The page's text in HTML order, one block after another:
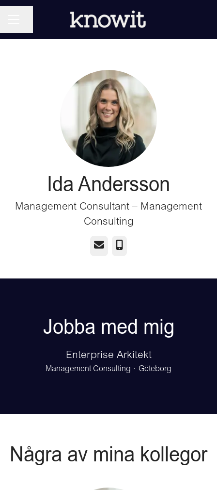
Ida Andersson
Management Consultant – Management
Consulting
E-post
Jobba med mig
Enterprise Arkitekt
Management Consulting · Göteborg
Några av mina kollegor